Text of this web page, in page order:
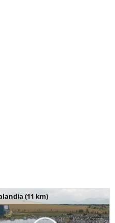
(11 km)